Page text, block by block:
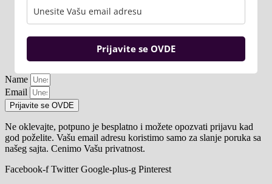
Prijavite se OVDE
Name
Email
Prijavite se OVDE
Ne oklevajte, potpuno je besplatno i možete opozvati prijavu kad
god poželite. Vašu email adresu koristimo samo za slanje poruka sa
našeg sajta. Cenimo Vašu privatnost.
Facebook-f Twitter Google-plus-g Pinterest